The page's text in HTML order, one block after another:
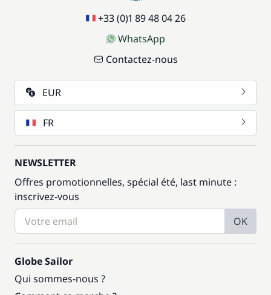
+33 (0)1 89 48 04 26
WhatsApp
Contactez-nous
EUR
FR
NEWSLETTER
Offres promotionnelles, spécial été, last minute :
inscrivez-vous
OK
Globe Sailor
Qui sommes-nous ?